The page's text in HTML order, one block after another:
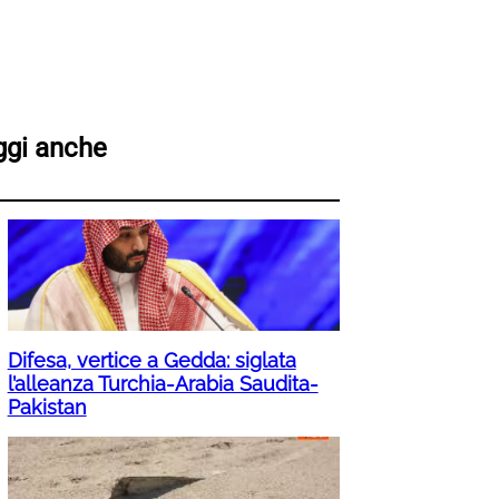
anche
Difesa, vertice a Gedda: siglata
l’alleanza Turchia-Arabia Saudita-
Pakistan